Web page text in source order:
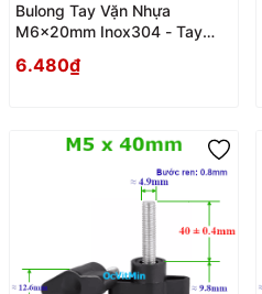
Bulong Tay Vặn Nhựa
M6x20mm Inox304 - Tay
6.480₫